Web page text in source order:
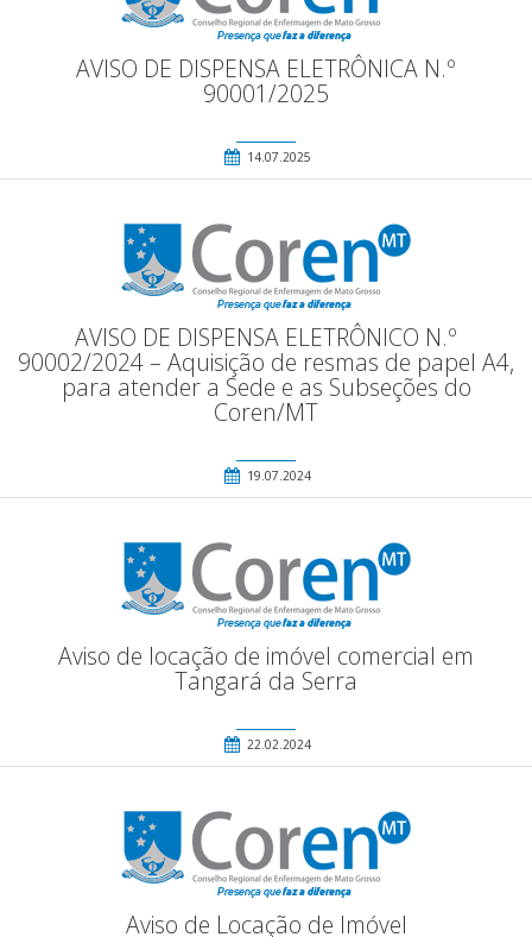
AVISO DE DISPENSA ELETRÔNICA N.º
90001/2025
14.07.2025
AVISO DE DISPENSA ELETRÔNICO N.º
90002/2024 – Aquisição de resmas de papel A4,
para atender a Sede e as Subseções do
Coren/MT
19.07.2024
Aviso de locação de imóvel comercial em
Tangará da Serra
22.02.2024
Aviso de Locação de Imóvel